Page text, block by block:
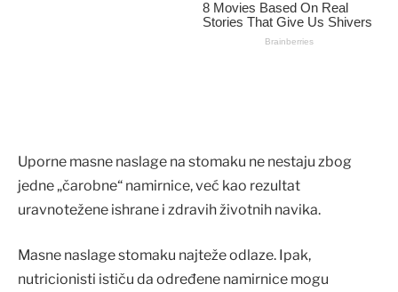
Uporne masne naslage na stomaku ne nestaju zbog
jedne „čarobne“ namirnice, već kao rezultat
uravnotežene ishrane i zdravih životnih navika.
Masne naslage stomaku najteže odlaze. Ipak,
nutricionisti ističu da određene namirnice mogu